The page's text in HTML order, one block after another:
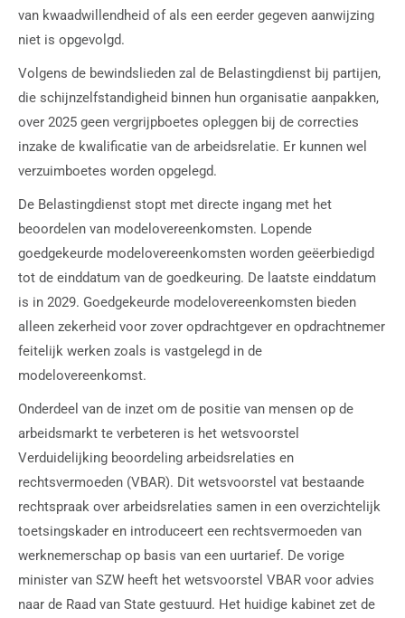
van kwaadwillendheid of als een eerder gegeven aanwijzing
niet is opgevolgd.
Volgens de bewindslieden zal de Belastingdienst bij partijen,
die schijnzelfstandigheid binnen hun organisatie aanpakken,
over 2025 geen vergrijpboetes opleggen bij de correcties
inzake de kwalificatie van de arbeidsrelatie. Er kunnen wel
verzuimboetes worden opgelegd.
De Belastingdienst stopt met directe ingang met het
beoordelen van modelovereenkomsten. Lopende
goedgekeurde modelovereenkomsten worden geëerbiedigd
tot de einddatum van de goedkeuring. De laatste einddatum
is in 2029. Goedgekeurde modelovereenkomsten bieden
alleen zekerheid voor zover opdrachtgever en opdrachtnemer
feitelijk werken zoals is vastgelegd in de
modelovereenkomst.
Onderdeel van de inzet om de positie van mensen op de
arbeidsmarkt te verbeteren is het wetsvoorstel
Verduidelijking beoordeling arbeidsrelaties en
rechtsvermoeden (VBAR). Dit wetsvoorstel vat bestaande
rechtspraak over arbeidsrelaties samen in een overzichtelijk
toetsingskader en introduceert een rechtsvermoeden van
werknemerschap op basis van een uurtarief. De vorige
minister van SZW heeft het wetsvoorstel VBAR voor advies
naar de Raad van State gestuurd. Het huidige kabinet zet de